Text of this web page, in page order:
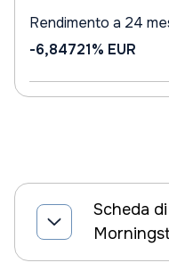
Rendimento a 24
-6,84721% EUR
Scheda